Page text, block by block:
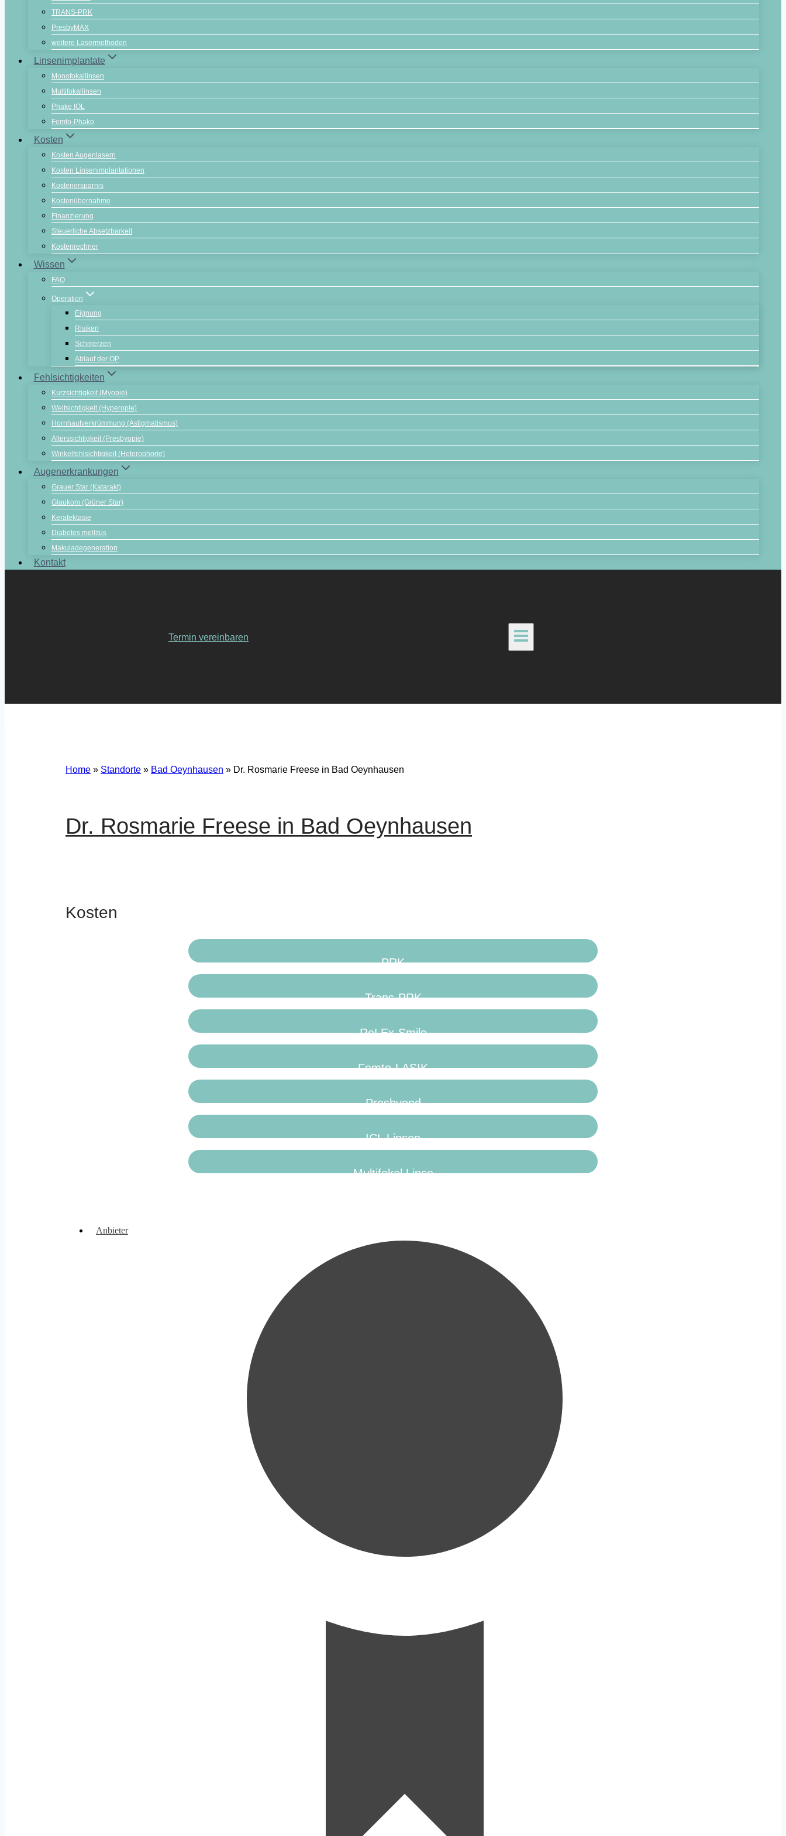
TRANS-PRK
PresbyMAX
weitere Lasermethoden
Linsenimplantate
Monofokallinsen
Multifokallinsen
Phake IOL
Femto-Phako
Kosten
Kosten Augenlasern
Kosten Linsenimplantationen
Kostenersparnis
Kostenübernahme
Finanzierung
Steuerliche Absetzbarkeit
Kostenrechner
Wissen
FAQ
Operation
Eignung
Risiken
Schmerzen
Ablauf der OP
Fehlsichtigkeiten
Kurzsichtigkeit (Myopie)
Weitsichtigkeit (Hyperopie)
Hornhautverkrümmung (Astigmatismus)
Alterssichtigkeit (Presbyopie)
Winkelfehlsichtigkeit (Heterophorie)
Augenerkrankungen
Grauer Star (Katarakt)
Glaukom (Grüner Star)
Keratektasie
Diabetes mellitus
Makuladegeneration
Kontakt
Termin vereinbaren
Home » Standorte » Bad Oeynhausen » Dr. Rosmarie Freese in Bad Oeynhausen
Dr. Rosmarie Freese in Bad Oeynhausen
Kosten
PRK
Trans-PRK
ReLEx-Smile
Femto-LASIK
Presbyond
ICL Linsen
Multifokal Linse
Anbieter